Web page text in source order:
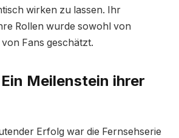
wirken zu lassen. Ihr
Rollen wurde sowohl von
Fans geschätzt.
Meilenstein ihrer
Erfolg war die Fernsehserie